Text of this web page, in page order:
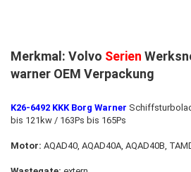
Merkmal: Volvo Serien
warner OEM Verpackung
K26-6492 KKK Borg Warner
bis 121kw / 163Ps bis 165Ps
Motor: AQAD40, AQAD40A, AQAD40B,